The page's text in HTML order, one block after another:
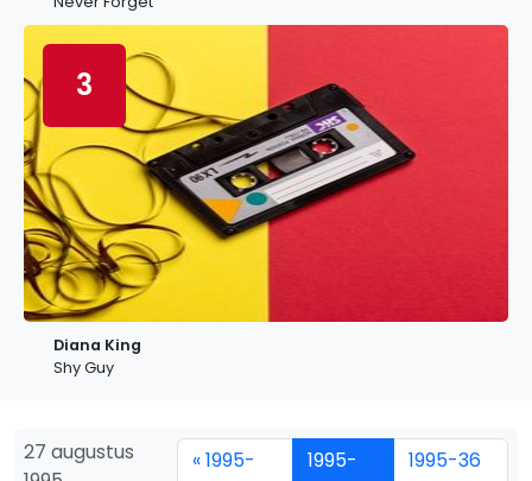
3
Diana King
Shy Guy
27 augustus
« 1995-
1995-
1995-36